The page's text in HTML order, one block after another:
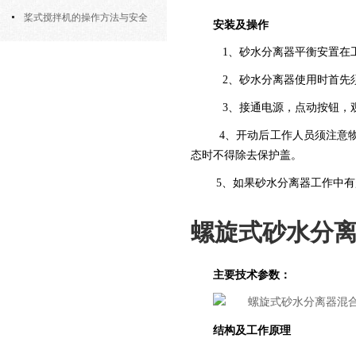
部件的功能与协同
桨式搅拌机的操作方法与安全
安装及操作
1、砂水分离器平衡安置在
2、砂水分离器使用时首先
3、接通电源，点动按钮，
4、开动后工作人员须注意
态时不得除去保护盖。
5、如果砂水分离器工作中
螺旋式砂水分
主要技术参数：
结构及工作原理